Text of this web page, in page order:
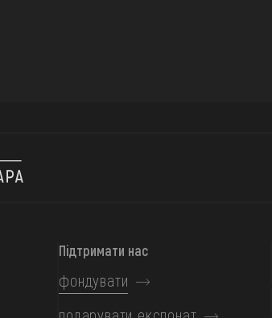
Підтримати нас
фондувати